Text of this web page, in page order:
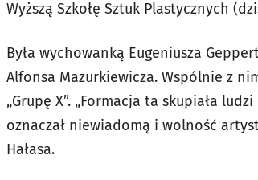
Wyższą Szkołę Sztuk Plastycznych
Była wychowanką Eugeniusza
Alfonsa Mazurkiewicza. Wspólnie z
„Grupę X”. „Formacja ta skupiała
oznaczał niewiadomą i wolność
Hałasa.